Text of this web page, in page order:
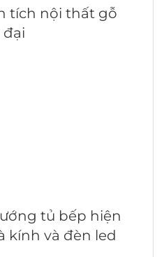
tích nội thất gỗ
đại
tủ bếp hiện
kính và đèn led